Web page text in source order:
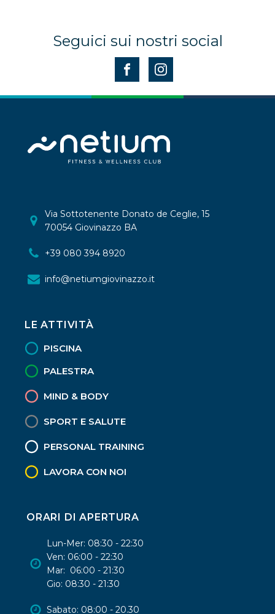
Seguici sui nostri social
Via Sottotenente Donato de Ceglie, 15
70054 Giovinazzo BA
+39 080 394 8920
info@netiumgiovinazzo.it
LE ATTIVITÀ
PISCINA
PALESTRA
MIND & BODY
SPORT E SALUTE
PERSONAL TRAINING
LAVORA CON NOI
ORARI DI APERTURA
Lun-Mer: 08:30 - 22:30
Ven: 06:00 - 22:30
Mar: 06:00 - 21:30
Gio: 08:30 - 21:30
Sabato: 08:00 - 20.30